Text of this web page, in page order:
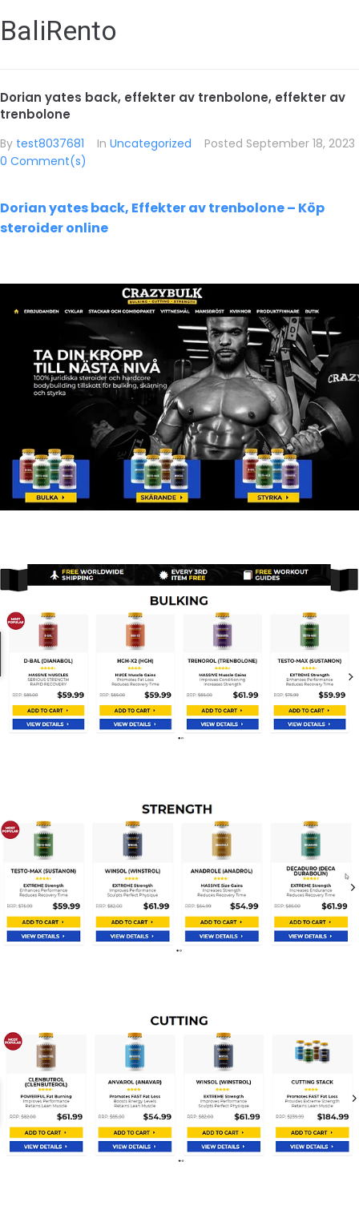
BaliRento
Dorian yates back, effekter av trenbolone, effekter av
trenbolone
By test8037681 In Uncategorized Posted September 18, 2023
0 Comment(s)
Dorian yates back, Effekter av trenbolone – Köp
steroider online